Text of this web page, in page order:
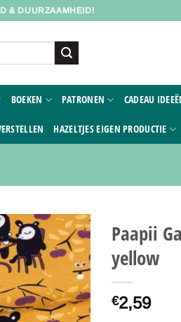
& DUURZAAMHEID!
BOEKEN PATRONEN CADEAU
HAZELTJES EIGEN PRODUCTIE
Toevoegen
aan
verlanglijst
Paapii
yellow
€2,59